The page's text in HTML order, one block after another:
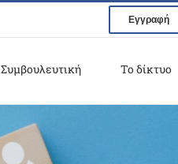
Εγγραφή
Συμβουλευτική Το δίκτυο